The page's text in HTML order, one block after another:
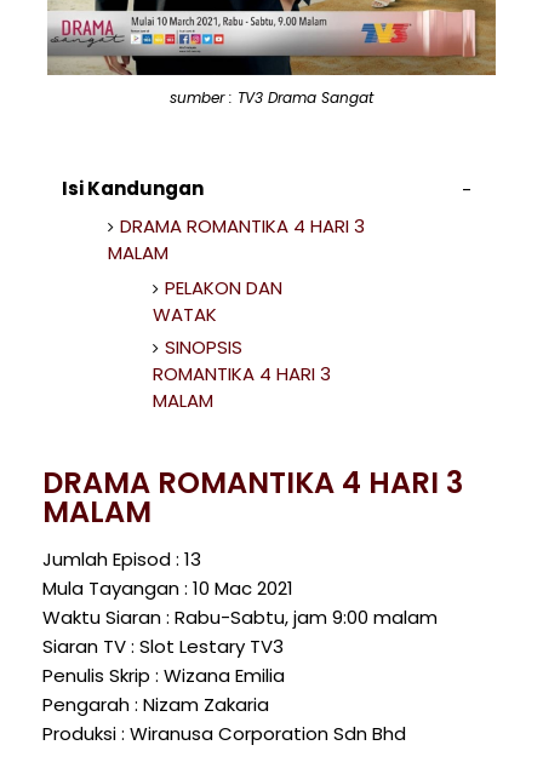
sumber : TV3 Drama Sangat
Isi Kandungan
DRAMA ROMANTIKA 4 HARI 3
MALAM
PELAKON DAN
WATAK
SINOPSIS
ROMANTIKA 4 HARI 3
MALAM
DRAMA ROMANTIKA 4 HARI 3
MALAM
Jumlah Episod : 13
Mula Tayangan : 10 Mac 2021
Waktu Siaran : Rabu-Sabtu, jam 9:00 malam
Siaran TV : Slot Lestary TV3
Penulis Skrip : Wizana Emilia
Pengarah : Nizam Zakaria
Produksi : Wiranusa Corporation Sdn Bhd